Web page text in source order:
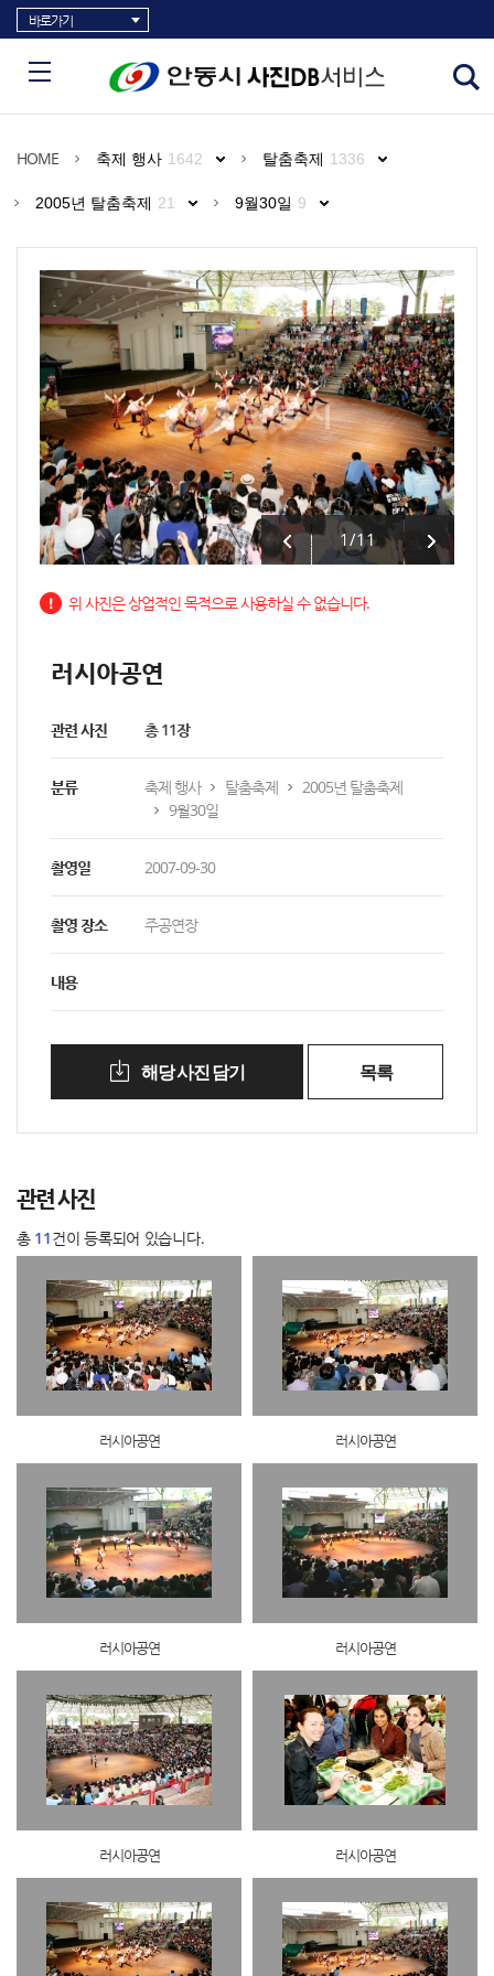
바로가기
HOME 축제 행사 1642 탈춤축제 1336
2005년 탈춤축제 21 9월30일 9
1/11
위 사진은 상업적인 목적으로 사용하실 수 없습니다.
러시아공연
관련 사진 총 11장
분류 축제 행사 탈춤축제
2005년 탈춤축제
9월30일
촬영일 2007-09-30
촬영 장소 주공연장
내용
해당 사진 담기 목록
관련 사진
총 11건이 등록되어 있습니다.
러시아공연 러시아공연
러시아공연 러시아공연
러시아공연 러시아공연